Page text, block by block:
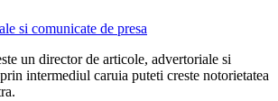
un director de articole, advertoriale si
intermediul caruia puteti creste notorietatea